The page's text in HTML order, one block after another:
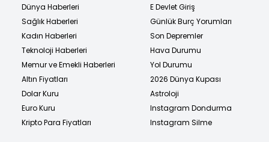
Dünya Haberleri
Sağlık Haberleri
Kadın Haberleri
Teknoloji Haberleri
Memur ve Emekli Haberleri
Altın Fiyatları
Dolar Kuru
Euro Kuru
Kripto Para Fiyatları
E Devlet Giriş
Günlük Burç Yorumları
Son Depremler
Hava Durumu
Yol Durumu
2026 Dünya Kupası
Astroloji
Instagram Dondurma
Instagram Silme